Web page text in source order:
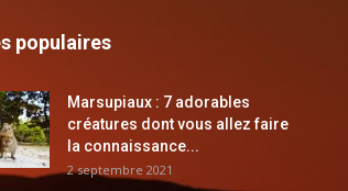
populaires
Marsupiaux : 7 adorables
créatures dont vous allez faire
la connaissance...
2 septembre 2021